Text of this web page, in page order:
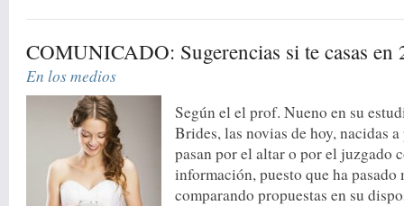
COMUNICADO: Sugerencias si te casas en
En los medios
Según el el prof. Nueno en su
Brides, las novias de hoy, nacidas
pasan por el altar o por el juzgado
información, puesto que ha pasado
comparando propuestas en su